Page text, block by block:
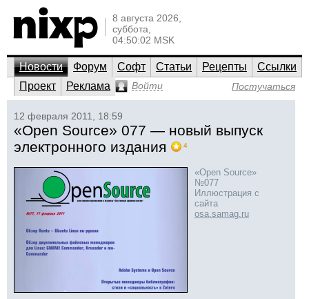
8 августа 2026,
суббота,
04:50:02 MSK
Новости Форум Софт Статьи Рецепты
Ссылки
Проект
Реклама Войти Постучаться
12 февраля 2011, 18:59
«Open Source» 077 — новый выпуск
электронного издания
4
«Open Source»
№077
Иллюстрация с
сайта
osa.samag.ru